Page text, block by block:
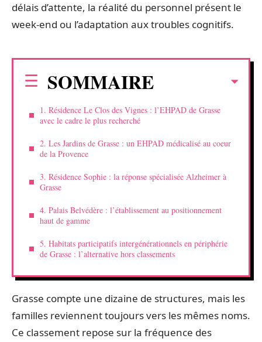
délais d’attente, la réalité du personnel présent le
week-end ou l’adaptation aux troubles cognitifs.
SOMMAIRE
1. Résidence Le Clos des Vignes : l’EHPAD de Grasse
avec le cadre le plus recherché
2. Les Jardins de Grasse : un EHPAD médicalisé au coeur
de la Provence
3. Résidence Sophie : la réponse spécialisée Alzheimer à
Grasse
4. Palais Belvédère : l’établissement au positionnement
haut de gamme
5. Habitats participatifs intergénérationnels en périphérie
de Grasse : l’alternative hors classements
Grasse compte une dizaine de structures, mais les
familles reviennent toujours vers les mêmes noms.
Ce classement repose sur la fréquence des